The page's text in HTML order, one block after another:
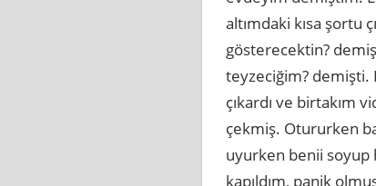
altımdaki kısa şortu
gösterecektin?
teyzeciğim? demişti.
çıkardı ve birtakım
çekmiş. Otururken
uyurken benii
kapıldım, panik